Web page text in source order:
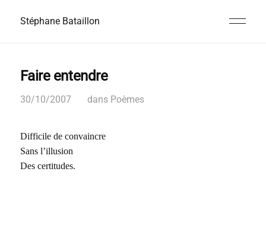
Stéphane Bataillon
Faire entendre
30/10/2007 dans Poèmes
Difficile de convaincre
Sans l’illusion
Des certitudes.